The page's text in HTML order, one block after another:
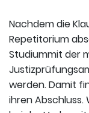
Nachdem die
Repetitorium
Studiummit der
werden. Damit
ihren Abschluss.